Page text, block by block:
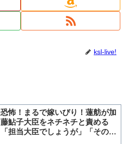
ksl-live!
恐怖！まるで嫁いびり！蓮舫が加
藤鮎子大臣をネチネチと責める
「担当大臣でしょうが」「そのこ